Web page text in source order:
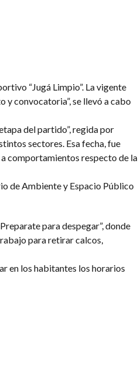
“Jugá Limpio”. La vigente
y convocatoria”, se llevó a cabo
del partido”, regida por
sectores. Esa fecha, fue
a comportamientos respecto de la
de Ambiente y Espacio Público
para despegar”, donde
para retirar calcos,
en los habitantes los horarios